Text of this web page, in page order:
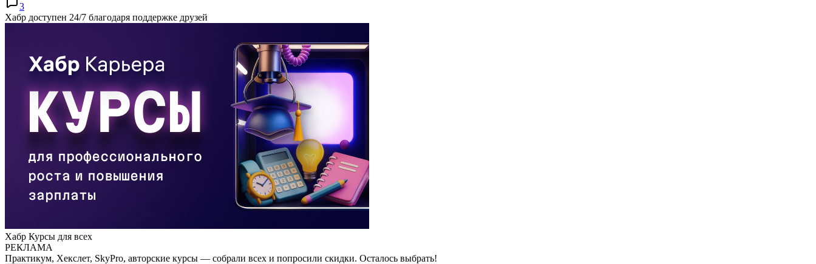
3
Хабр доступен 24/7 благодаря поддержке друзей
Хабр Курсы для всех
РЕКЛАМА
Практикум, Хекслет, SkyPro, авторские курсы — собрали всех и попросили скидки. Осталось выбрать!